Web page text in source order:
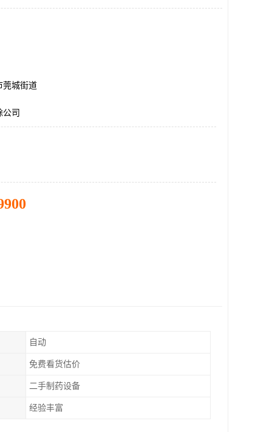
莞城街道
司
自动
免费看货估价
二手制药设备
经验丰富